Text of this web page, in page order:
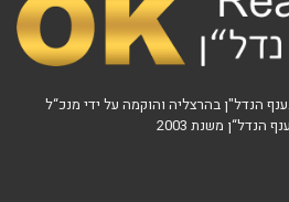
הנדל"ן בהרצליה והוקמה על ידי מנכ“ל
משנת 2003